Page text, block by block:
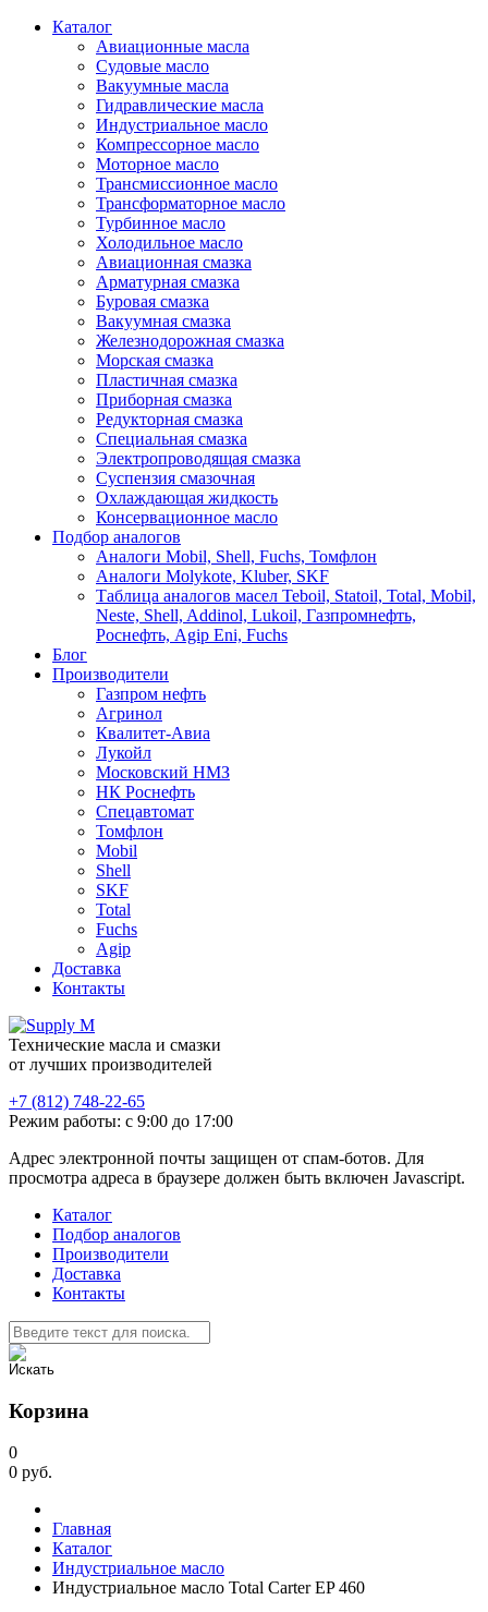
Каталог
Авиационные масла
Судовые масло
Вакуумные масла
Гидравлические масла
Индустриальное масло
Компрессорное масло
Моторное масло
Трансмиссионное масло
Трансформаторное масло
Турбинное масло
Холодильное масло
Авиационная смазка
Арматурная смазка
Буровая смазка
Вакуумная смазка
Железнодорожная смазка
Морская смазка
Пластичная смазка
Приборная смазка
Редукторная смазка
Специальная смазка
Электропроводящая смазка
Суспензия смазочная
Охлаждающая жидкость
Консервационное масло
Подбор аналогов
Аналоги Mobil, Shell, Fuchs, Томфлон
Аналоги Molykote, Kluber, SKF
Таблица аналогов масел Teboil, Statoil, Total, Mobil,
Neste, Shell, Addinol, Lukoil, Газпромнефть,
Роснефть, Agip Eni, Fuchs
Блог
Производители
Газпром нефть
Агринол
Квалитет-Авиа
Лукойл
Московский НМЗ
НК Роснефть
Спецавтомат
Томфлон
Mobil
Shell
SKF
Total
Fuchs
Agip
Доставка
Контакты
Технические масла и смазки
от лучших производителей
+7 (812) 748-22-65
Режим работы: с 9:00 до 17:00
Адрес электронной почты защищен от спам-ботов. Для
просмотра адреса в браузере должен быть включен Javascript.
Каталог
Подбор аналогов
Производители
Доставка
Контакты
Корзина
0
0 руб.
Главная
Каталог
Индустриальное масло
Индустриальное масло Total Carter EP 460